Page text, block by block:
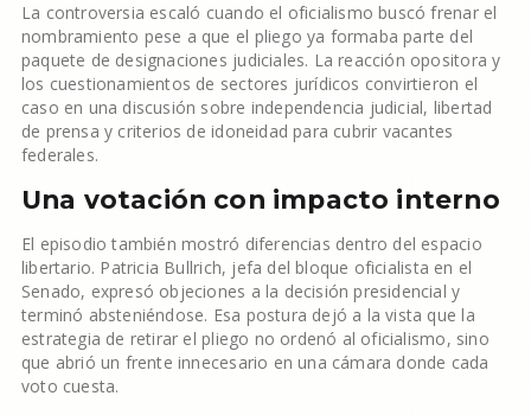
La controversia escaló cuando el oficialismo buscó frenar el
nombramiento pese a que el pliego ya formaba parte del
paquete de designaciones judiciales. La reacción opositora y
los cuestionamientos de sectores jurídicos convirtieron el
caso en una discusión sobre independencia judicial, libertad
de prensa y criterios de idoneidad para cubrir vacantes
federales.
Una votación con impacto interno
El episodio también mostró diferencias dentro del espacio
libertario. Patricia Bullrich, jefa del bloque oficialista en el
Senado, expresó objeciones a la decisión presidencial y
terminó absteniéndose. Esa postura dejó a la vista que la
estrategia de retirar el pliego no ordenó al oficialismo, sino
que abrió un frente innecesario en una cámara donde cada
voto cuesta.